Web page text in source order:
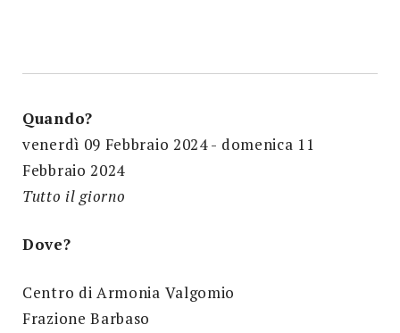
Quando?
venerdì 09 Febbraio 2024 - domenica 11
Febbraio 2024
Tutto il giorno
Dove?
Centro di Armonia Valgomio
Frazione Barbaso